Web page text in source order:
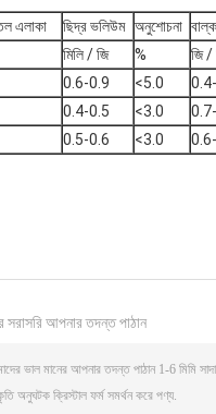
এলাকা ছিদ্র ভলিউম অনুশোচনা
মিলি / জি %
জি /
0.6-0.9 <5.0
0.4-0.5 <3.0
0.5-0.6 <3.0
সরাসরি আপনার তদন্ত পাঠান